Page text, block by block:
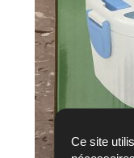
Ce site